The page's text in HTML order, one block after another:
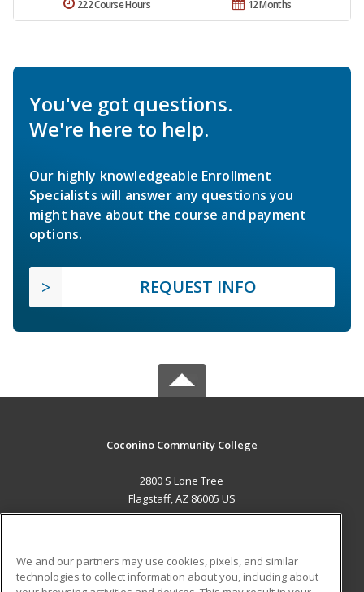
12 Months
222 Course Hours
You've got questions.
We're here to help.
Our highly knowledgeable Enrollment
Specialists will answer any questions you
might have about the course and payment
options.
REQUEST INFO
Coconino Community College
2800 S Lone Tree
Flagstaff, AZ 86005 US
We and our partners may use cookies, pixels, and similar
technologies to collect information about you, including about